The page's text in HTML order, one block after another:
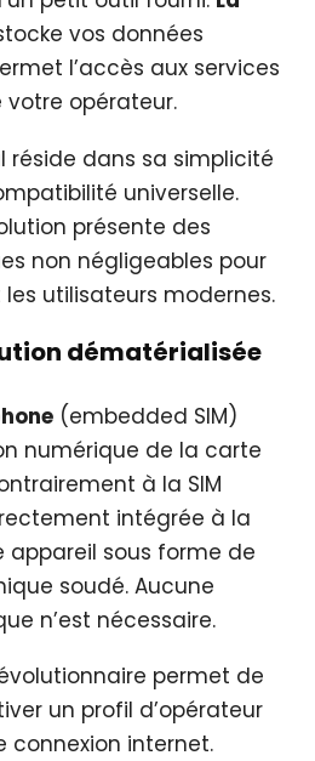
vos données
l’accès aux services
votre opérateur.
réside dans sa simplicité
universelle.
présente des
non négligeables pour
utilisateurs modernes.
dématérialisée
(embedded SIM)
numérique de la carte
à la SIM
intégrée à la
sous forme de
soudé. Aucune
n’est nécessaire.
permet de
un profil d’opérateur
connexion internet.